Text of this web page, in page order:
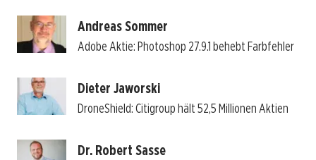
Andreas Sommer
Adobe Aktie: Photoshop 27.9.1 behebt Farbfehler
Dieter Jaworski
DroneShield: Citigroup hält 52,5 Millionen Aktien
Dr. Robert Sasse